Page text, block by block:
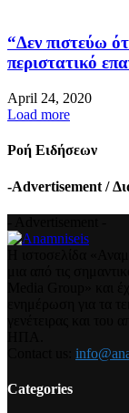
“Δεν πιστεύω
περιστατικό
April 24, 2020
Load more
Ροή Ειδήσεων
-Advertisement /
Categories